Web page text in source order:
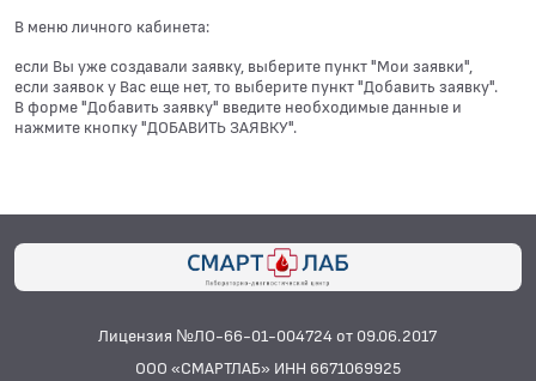
В меню личного кабинета:
если Вы уже создавали заявку, выберите пункт "Мои заявки",
если заявок у Вас еще нет, то выберите пункт "Добавить заявку".
В форме "Добавить заявку" введите необходимые данные и
нажмите кнопку "ДОБАВИТЬ ЗАЯВКУ".
Лицензия №ЛО-66-01-004724 от 09.06.2017
ООО «СМАРТЛАБ» ИНН 6671069925